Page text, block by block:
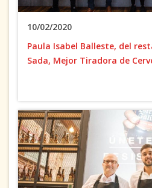
10/02/2020
Paula Isabel Balleste, del
Sada, Mejor Tiradora de